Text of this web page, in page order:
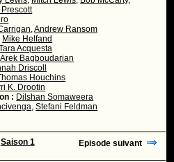
,Andrew Ransom
Mike Helfand
Acquesta
Arek Bagboudarian
Driscoll
Houchins
K. Drootin
: Dilshan Somaweera
,Stefani Feldman
Saison 1 Episode suivant